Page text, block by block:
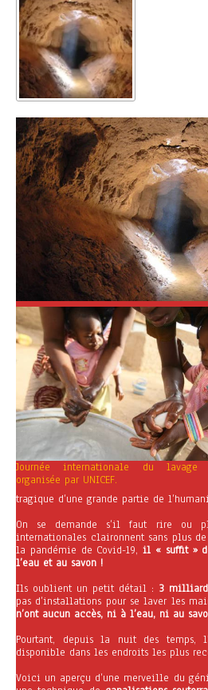
Journée internationale du lavage
organisée par UNICEF.
tragique d’une grande partie de
On se demande s’il faut rire ou
internationales claironnent sans plus
la pandémie de Covid-19,il « suffit »
l’eau et au savon !
Ils oublient un petit détail : 3
pas d’installations pour se laver les
n’ont aucun accès, ni à l’eau, ni au
Pourtant, depuis la nuit des temps,
disponible dans les endroits les plus
Voici un aperçu d’une merveille du